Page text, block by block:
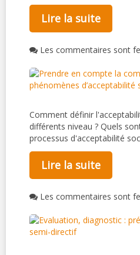
Lire la suite
Les commentaires sont
Comment définir
différents niveau ? Quels
processus d'acceptabilité
Lire la suite
Les commentaires sont